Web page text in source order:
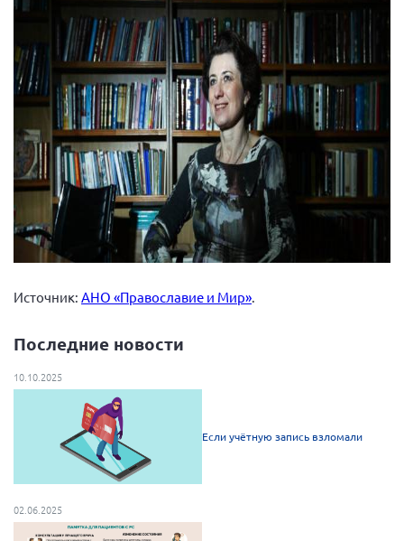
Источник: АНО «Православие и Мир».
Последние новости
10.10.2025
Если учётную запись взломали
02.06.2025